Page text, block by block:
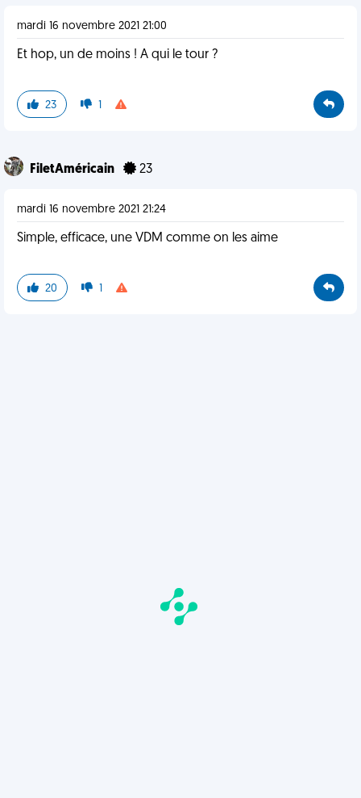
mardi 16 novembre 2021 21:00
Et hop, un de moins ! A qui le tour ?
23 1
FiletAméricain 23
mardi 16 novembre 2021 21:24
Simple, efficace, une VDM comme on les aime
20 1